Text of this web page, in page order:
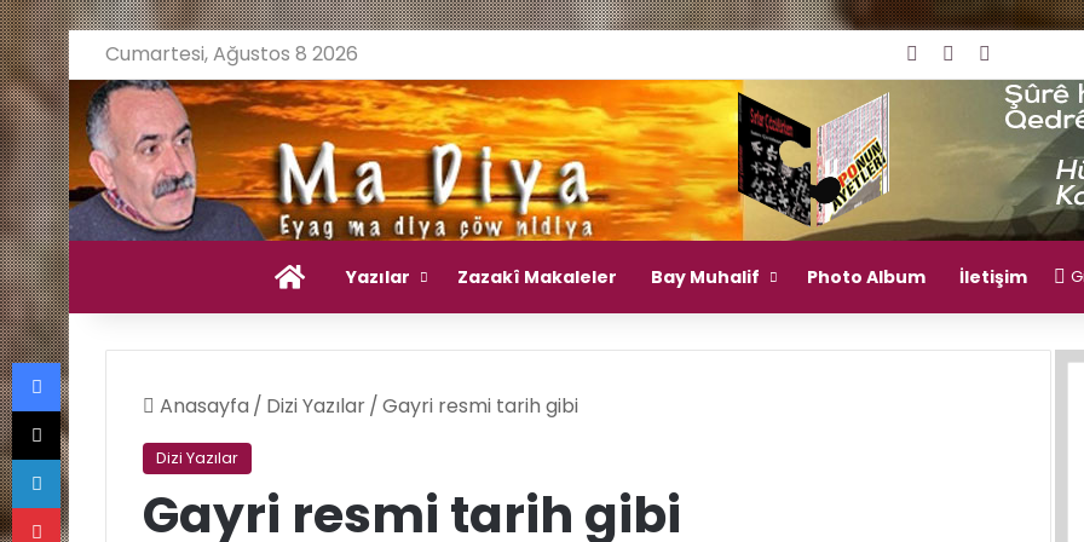
Cumartesi, Ağustos 8 2026 Giriş YapRastgele
Ana Sayfa
Yazılar Zazakî Makaleler Bay Muhalif Photo Album İletişim
Anasayfa / Dizi Yazılar/Gayri resmi tarih gibi
Dizi Yazılar
Gayri resmi tarih gibi
Facebook
X
LinkedIn
Pinterest